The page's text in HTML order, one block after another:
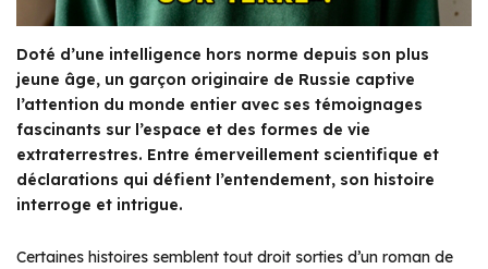
Doté d’une intelligence hors norme depuis son plus
jeune âge, un garçon originaire de Russie captive
l’attention du monde entier avec ses témoignages
fascinants sur l’espace et des formes de vie
extraterrestres. Entre émerveillement scientifique et
déclarations qui défient l’entendement, son histoire
interroge et intrigue.
Certaines histoires semblent tout droit sorties d’un roman de